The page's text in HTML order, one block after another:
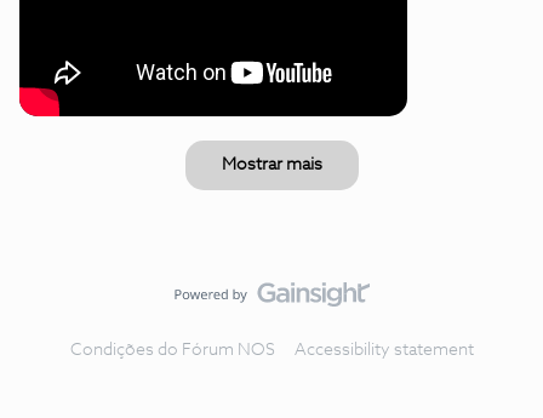
Mostrar mais
Condições do Fórum NOS Accessibility statement